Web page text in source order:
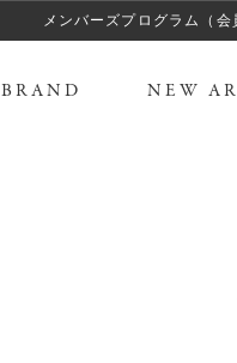
メンバーズプログラム（
BRAND NEW